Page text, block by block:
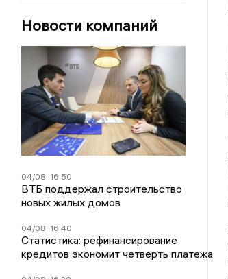
Новости компаний
04/08 16:50
ВТБ поддержал строительство
новых жилых домов
04/08 16:40
Статистика: рефинансирование
кредитов экономит четверть платежа